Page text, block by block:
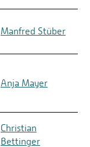
Manfred Stüber
Anja Mayer
Christian
Bettinger